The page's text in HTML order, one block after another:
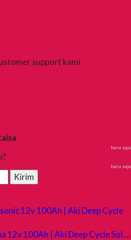
support kami
baru saja
baru saja
Kirim
12v 100Ah | Aki Deep Cycle
12v 100Ah | Aki Deep Cycle Sol....